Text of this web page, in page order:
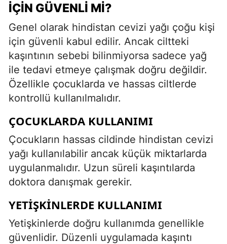
İÇIN GÜVENLI MI?
Genel olarak hindistan cevizi yağı çoğu kişi
için güvenli kabul edilir. Ancak ciltteki
kaşıntının sebebi bilinmiyorsa sadece yağ
ile tedavi etmeye çalışmak doğru değildir.
Özellikle çocuklarda ve hassas ciltlerde
kontrollü kullanılmalıdır.
ÇOCUKLARDA KULLANIMI
Çocukların hassas cildinde hindistan cevizi
yağı kullanılabilir ancak küçük miktarlarda
uygulanmalıdır. Uzun süreli kaşıntılarda
doktora danışmak gerekir.
YETIŞKINLERDE KULLANIMI
Yetişkinlerde doğru kullanımda genellikle
güvenlidir. Düzenli uygulamada kaşıntı